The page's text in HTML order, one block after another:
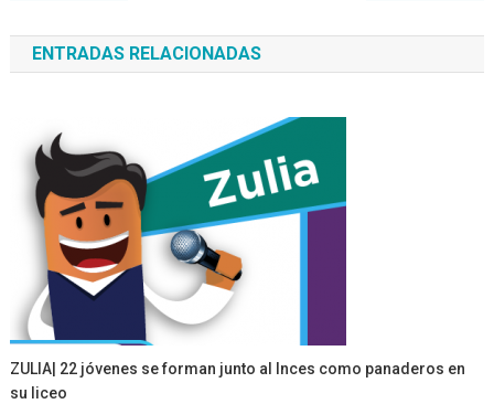
de
entradas
ENTRADAS RELACIONADAS
ZULIA| 22 jóvenes se forman junto al Inces como panaderos en
su liceo